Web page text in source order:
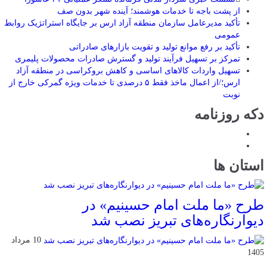
از پشت باجه تا خدمات هوشمند؛ آینده شهر بدون صف
تأکید مدیرعامل سازمان منطقه آزاد ارس بر جایگاه استراتژیک روابط
عمومی
تأکید بر رفع موانع تولید و تقویت بازارهای صادراتی
تمرکز بر تسهیل فرآیند تولید و گسترش صادرات محصولات پلیمری
تسهیل واردات کالاهای اساسی و کاهش بروکراسی در منطقه آزاد
ارس؛/از اعمال ماخذ فقط ۵ درصدی تا خدمات ویژه گمرکی خارج از
نوبت
دکه روزنامه
استان ها
طرح «ما ملت امام حسینیم» در
دیوارنگاره‌های تبریز نصب شد
10 مرداد
1405